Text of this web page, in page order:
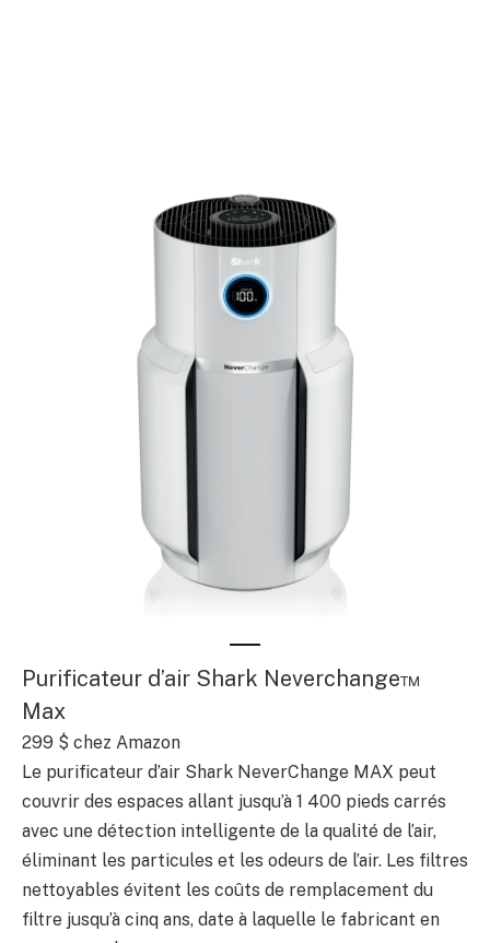
Purificateur d’air Shark Neverchange™
Max
299 $ chez Amazon
Le purificateur d’air Shark NeverChange MAX peut
couvrir des espaces allant jusqu’à 1 400 pieds carrés
avec une détection intelligente de la qualité de l’air,
éliminant les particules et les odeurs de l’air. Les filtres
nettoyables évitent les coûts de remplacement du
filtre jusqu’à cinq ans, date à laquelle le fabricant en